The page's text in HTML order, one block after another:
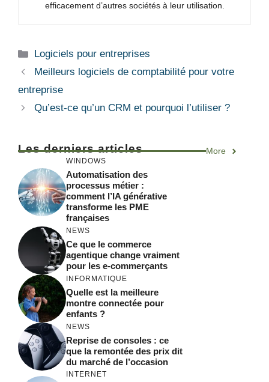
efficacement d’autres sociétés à leur utilisation.
Catégories
Logiciels pour entreprises
Meilleurs logiciels de comptabilité pour votre
entreprise
Qu’est-ce qu’un CRM et pourquoi l’utiliser ?
Les derniers articles More
WINDOWS
Automatisation des
processus métier :
comment l’IA générative
transforme les PME
françaises
NEWS
Ce que le commerce
agentique change vraiment
pour les e-commerçants
INFORMATIQUE
Quelle est la meilleure
montre connectée pour
enfants ?
NEWS
Reprise de consoles : ce
que la remontée des prix dit
du marché de l’occasion
INTERNET